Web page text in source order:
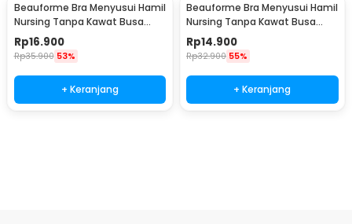
Beauforme Bra Menyusui Hamil
Nursing Tanpa Kawat Busa
Seamless L - BFY8
Rp16.900
Rp35.900 53%
+ Keranjang
Beauforme Bra Menyusui Hamil
Nursing Tanpa Kawat Busa
Seamless M - BFY8
Rp14.900
Rp32.900 55%
+ Keranjang